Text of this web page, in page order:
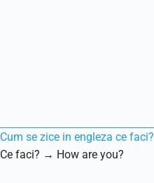
Cum se zice in engleza ce faci?
Ce faci? → How are you?